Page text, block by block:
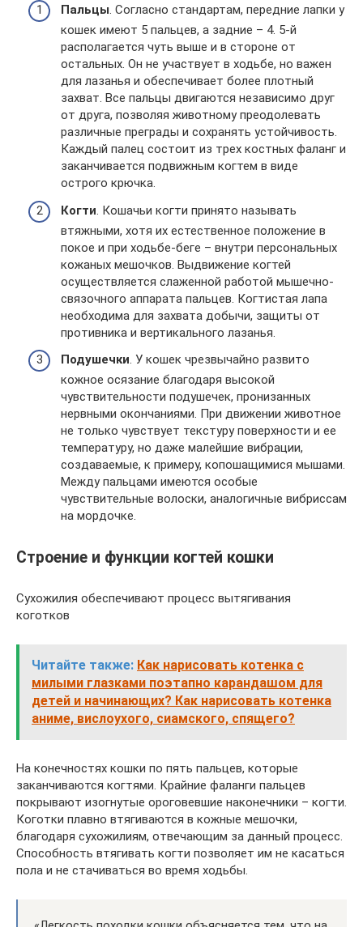
Пальцы. Согласно стандартам, передние лапки у
кошек имеют 5 пальцев, а задние – 4. 5-й
располагается чуть выше и в стороне от
остальных. Он не участвует в ходьбе, но важен
для лазанья и обеспечивает более плотный
захват. Все пальцы двигаются независимо друг
от друга, позволяя животному преодолевать
различные преграды и сохранять устойчивость.
Каждый палец состоит из трех костных фаланг и
заканчивается подвижным когтем в виде
острого крючка.
Когти. Кошачьи когти принято называть
втяжными, хотя их естественное положение в
покое и при ходьбе-беге – внутри персональных
кожаных мешочков. Выдвижение когтей
осуществляется слаженной работой мышечно-
связочного аппарата пальцев. Когтистая лапа
необходима для захвата добычи, защиты от
противника и вертикального лазанья.
Подушечки. У кошек чрезвычайно развито
кожное осязание благодаря высокой
чувствительности подушечек, пронизанных
нервными окончаниями. При движении животное
не только чувствует текстуру поверхности и ее
температуру, но даже малейшие вибрации,
создаваемые, к примеру, копошащимися мышами.
Между пальцами имеются особые
чувствительные волоски, аналогичные вибриссам
на мордочке.
Строение и функции когтей кошки
Сухожилия обеспечивают процесс вытягивания
коготков
Читайте также: Как нарисовать котенка с
милыми глазками поэтапно карандашом для
детей и начинающих? Как нарисовать котенка
аниме, вислоухого, сиамского, спящего?
На конечностях кошки по пять пальцев, которые
заканчиваются когтями. Крайние фаланги пальцев
покрывают изогнутые ороговевшие наконечники – когти.
Коготки плавно втягиваются в кожные мешочки,
благодаря сухожилиям, отвечающим за данный процесс.
Способность втягивать когти позволяет им не касаться
пола и не стачиваться во время ходьбы.